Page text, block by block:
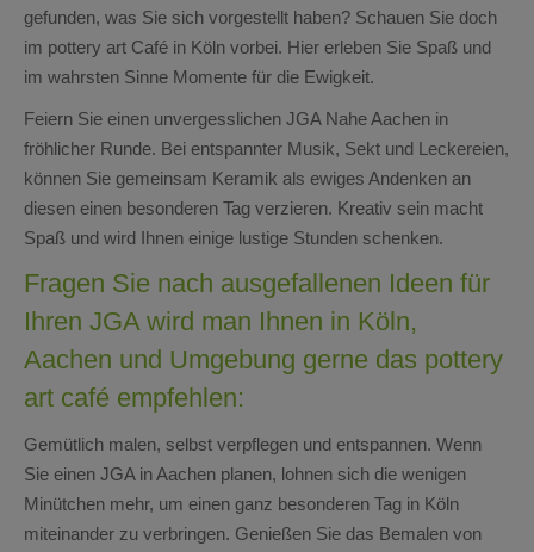
gefunden, was Sie sich vorgestellt haben? Schauen Sie doch
im pottery art Café in Köln vorbei. Hier erleben Sie Spaß und
im wahrsten Sinne Momente für die Ewigkeit.
Feiern Sie einen unvergesslichen JGA Nahe Aachen in
fröhlicher Runde. Bei entspannter Musik, Sekt und Leckereien,
können Sie gemeinsam Keramik als ewiges Andenken an
diesen einen besonderen Tag verzieren. Kreativ sein macht
Spaß und wird Ihnen einige lustige Stunden schenken.
Fragen Sie nach ausgefallenen Ideen für
Ihren JGA wird man Ihnen in Köln,
Aachen und Umgebung gerne das pottery
art café empfehlen:
Gemütlich malen, selbst verpflegen und entspannen. Wenn
Sie einen JGA in Aachen planen, lohnen sich die wenigen
Minütchen mehr, um einen ganz besonderen Tag in Köln
miteinander zu verbringen. Genießen Sie das Bemalen von